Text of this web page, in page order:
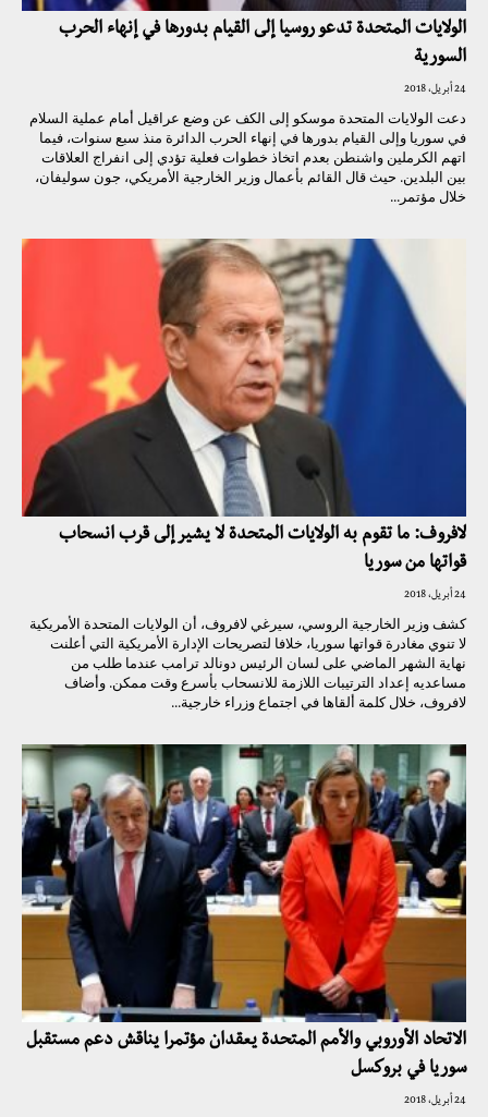
الولايات المتحدة تدعو روسيا إلى القيام بدورها في إنهاء الحرب
السورية
24 أبريل، 2018
دعت الولايات المتحدة موسكو إلى الكف عن وضع عراقيل أمام عملية السلام
في سوريا وإلى القيام بدورها في إنهاء الحرب الدائرة منذ سبع سنوات، فيما
اتهم الكرملين واشنطن بعدم اتخاذ خطوات فعلية تؤدي إلى انفراج العلاقات
بين البلدين. حيث قال القائم بأعمال وزير الخارجية الأمريكي، جون سوليفان،
خلال مؤتمر...
لافروف: ما تقوم به الولايات المتحدة لا يشير إلى قرب انسحاب
قواتها من سوريا
24 أبريل، 2018
كشف وزير الخارجية الروسي، سيرغي لافروف، أن الولايات المتحدة الأمريكية
لا تنوي مغادرة قواتها سوريا، خلافا لتصريحات الإدارة الأمريكية التي أعلنت
نهاية الشهر الماضي على لسان الرئيس دونالد ترامب عندما طلب من
مساعديه إعداد الترتيبات اللازمة للانسحاب بأسرع وقت ممكن. وأضاف
لافروف، خلال كلمة ألقاها في اجتماع وزراء خارجية...
الاتحاد الأوروبي والأمم المتحدة يعقدان مؤتمرا يناقش دعم مستقبل
سوريا في بروكسل
24 أبريل، 2018